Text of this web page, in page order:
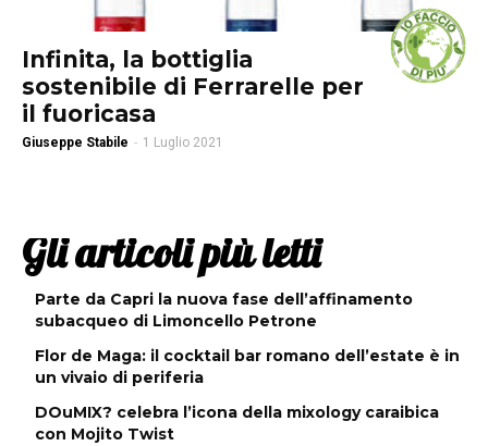
Infinita, la bottiglia
sostenibile di Ferrarelle per
il fuoricasa
Giuseppe Stabile - 1 Luglio 2021
Gli articoli più letti
Parte da Capri la nuova fase dell’affinamento
subacqueo di Limoncello Petrone
Flor de Maga: il cocktail bar romano dell’estate è in
un vivaio di periferia
DOuMIX? celebra l’icona della mixology caraibica
con Mojito Twist